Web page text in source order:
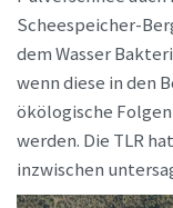
Scheespeicher-
dem Wasser
wenn diese in den
ökölogische
werden. Die TLR
inzwischen